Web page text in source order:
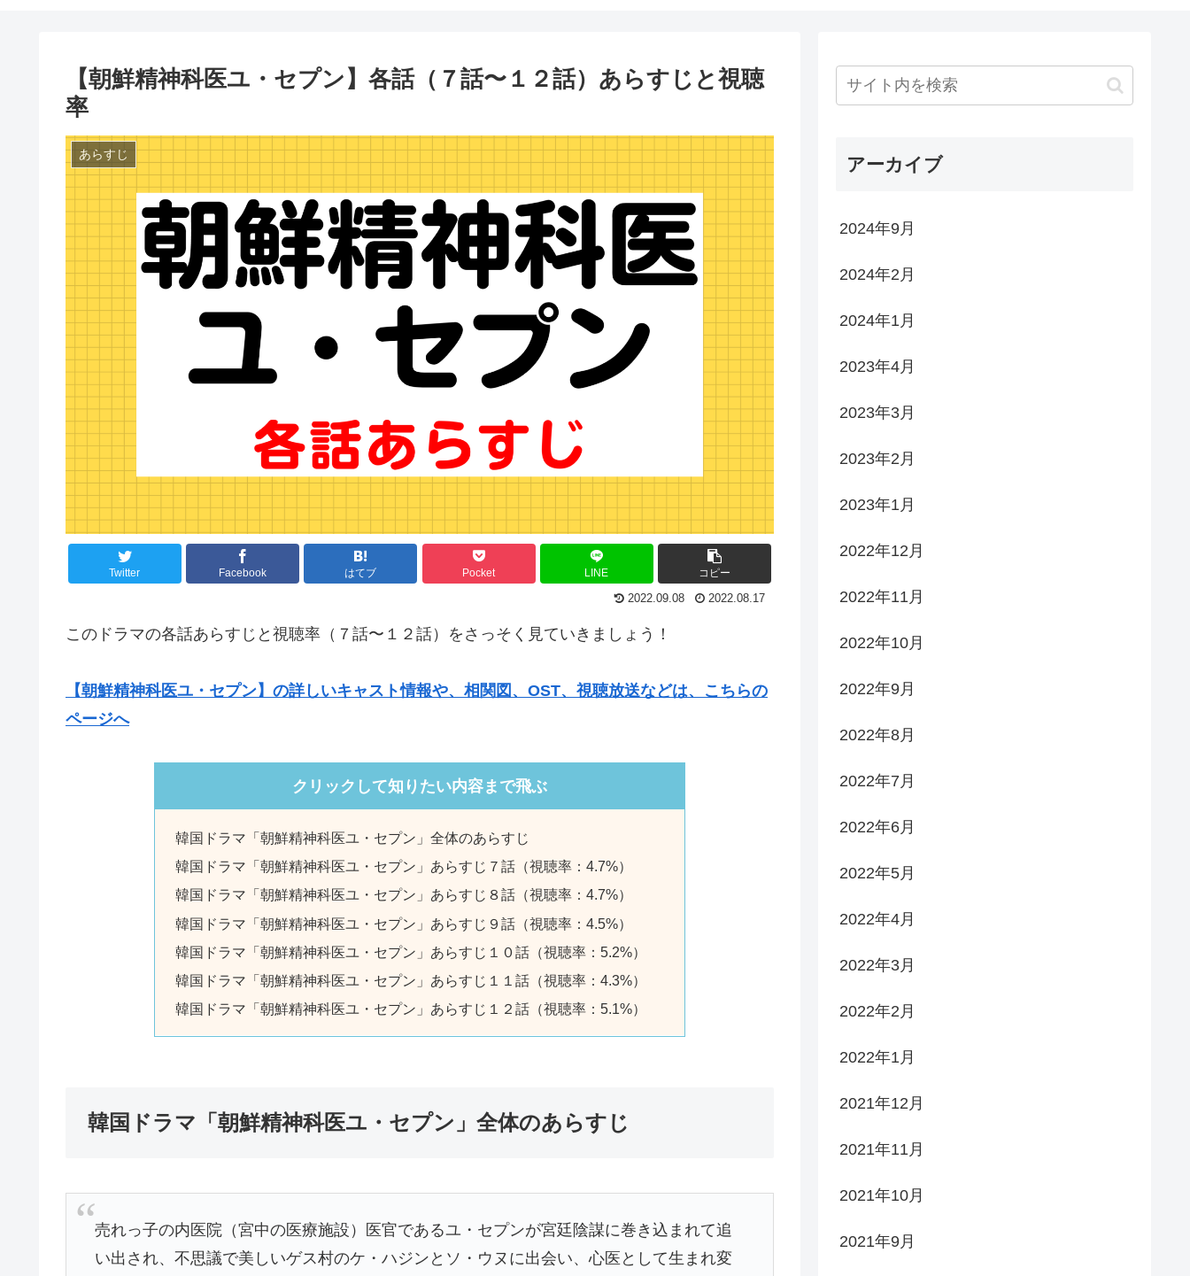
【朝鮮精神科医ユ・セプン】各話（７話〜１２話）あらすじと視聴
率
あらすじ
Twitter Facebook はてブ Pocket LINE コピー
2022.09.08 2022.08.17
このドラマの各話あらすじと視聴率（７話〜１２話）をさっそく見ていきましょう！
【朝鮮精神科医ユ・セプン】の詳しいキャスト情報や、相関図、OST、視聴放送などは、こちらの
ページへ
クリックして知りたい内容まで飛ぶ
韓国ドラマ「朝鮮精神科医ユ・セプン」全体のあらすじ
韓国ドラマ「朝鮮精神科医ユ・セプン」あらすじ７話（視聴率：4.7%）
韓国ドラマ「朝鮮精神科医ユ・セプン」あらすじ８話（視聴率：4.7%）
韓国ドラマ「朝鮮精神科医ユ・セプン」あらすじ９話（視聴率：4.5%）
韓国ドラマ「朝鮮精神科医ユ・セプン」あらすじ１０話（視聴率：5.2%）
韓国ドラマ「朝鮮精神科医ユ・セプン」あらすじ１１話（視聴率：4.3%）
韓国ドラマ「朝鮮精神科医ユ・セプン」あらすじ１２話（視聴率：5.1%）
韓国ドラマ「朝鮮精神科医ユ・セプン」全体のあらすじ
売れっ子の内医院（宮中の医療施設）医官であるユ・セプンが宮廷陰謀に巻き込まれて追
い出され、不思議で美しいゲス村のケ・ハジンとソ・ウヌに出会い、心医として生まれ変
アーカイブ
2024年9月
2024年2月
2024年1月
2023年4月
2023年3月
2023年2月
2023年1月
2022年12月
2022年11月
2022年10月
2022年9月
2022年8月
2022年7月
2022年6月
2022年5月
2022年4月
2022年3月
2022年2月
2022年1月
2021年12月
2021年11月
2021年10月
2021年9月